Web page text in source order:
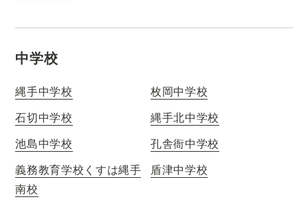
中学校
縄手中学校
枚岡中学校
石切中学校
縄手北中学校
池島中学校
孔舎衙中学校
義務教育学校くすは縄手
南校
盾津中学校